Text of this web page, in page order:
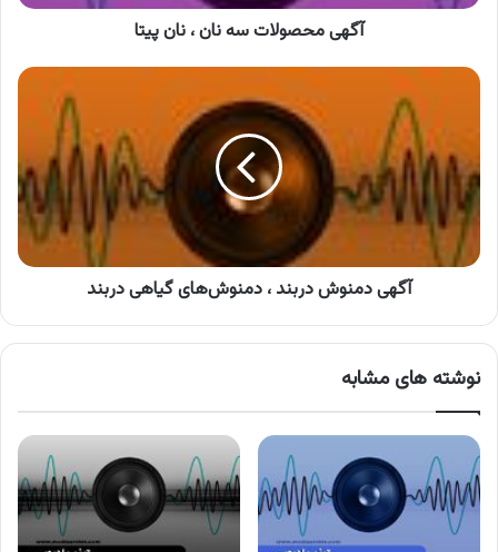
آگهی محصولات سه نان ، نان پیتا
آگهی
دمنوش‌های
گیاهی
دربند
آگهی دمنوش دربند ، دمنوش‌های گیاهی دربند
نوشته های مشابه